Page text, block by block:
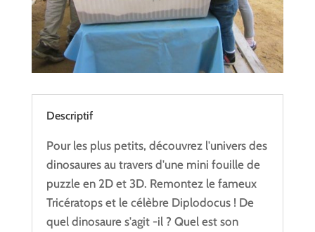
Descriptif
Pour les plus petits, découvrez l'univers des
dinosaures au travers d'une mini fouille de
puzzle en 2D et 3D. Remontez le fameux
Tricératops et le célèbre Diplodocus ! De
quel dinosaure s'agit -il ? Quel est son